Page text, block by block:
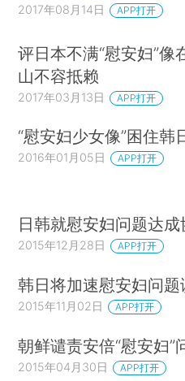
2017年08月14日 APP打开
评日本不满“慰安妇”
山不容抵赖
2017年03月13日 APP打开
“慰安妇少女像”困住韩
2016年01月05日 APP打开
日韩就慰安妇问题达成
2015年12月28日 APP打开
韩日将加速慰安妇问题
2015年11月02日 APP打开
朝鲜谴责安倍“慰安妇”
2015年04月30日 APP打开